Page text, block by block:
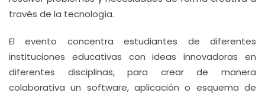
través de la tecnología.
El evento concentra estudiantes de diferentes
instituciones educativas con ideas innovadoras en
diferentes disciplinas, para crear de manera
colaborativa un software, aplicación o esquema de